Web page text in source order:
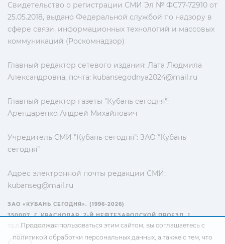
Свидетельство о регистрации СМИ Эл № ФС77-72910 от
25.05.2018, выдано Федеральной службой по надзору в
сфере связи, информационных технологий и массовых
коммуникаций (Роскомнадзор)
Главный редактор сетевого издания: Лата Людмила
Александровна, почта: kubansegodnya2024@mail.ru
Главный редактор газеты "Кубань сегодня":
Арендаренко Андрей Михайлович
Учредитель СМИ "Кубань сегодня": ЗАО "Кубань
сегодня"
Адрес электронной почты редакции СМИ:
kubanseg@mail.ru
ЗАО «КУБАНЬ СЕГОДНЯ». (1996-2026)
350007, Г. КРАСНОДАР, 2-Й НЕФТЕЗАВОДСКОЙ ПРОЕЗД, 1
ТЕЛ.: +7(861) 267-15-15
Продолжая пользоваться этим сайтом, вы соглашаетесь с
политикой обработки персональных данных, а также с тем, что